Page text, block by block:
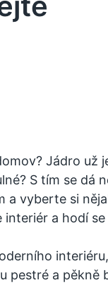
Jádro už
S tím se dá
a vyberte si
a hodí
pestré a pěkně